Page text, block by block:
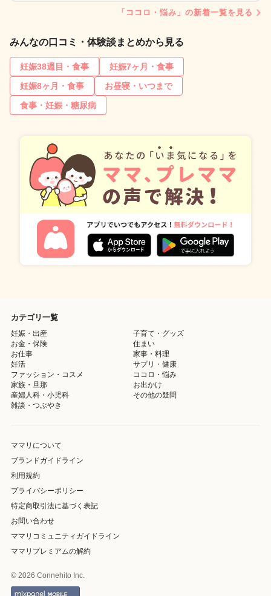
「ココロ・悩み」の新着一覧を見る
みんなの口コミ・体験談まとめから見る
妊娠38週目・食事
妊娠7ヶ月・食事
妊娠8ヶ月・食事
お昼寝・いつまで
食事・妊娠・糖尿病
カテゴリ一覧
妊娠・出産
子育て・グッズ
お金・保険
住まい
お仕事
家事・料理
妊活
サプリ・健康
ファッション・コスメ
ココロ・悩み
家族・旦那
お出かけ
産婦人科・小児科
その他の疑問
雑談・つぶやき
ママリについて
ブランドガイドライン
利用規約
プライバシーポリシー
特定商取引法に基づく表記
お問い合わせ
ママリコミュニティガイドライン
ママリプレミアムの解約
© 2026 Connehito Inc.